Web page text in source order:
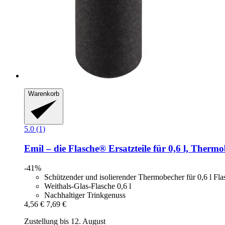
Warenkorb
5.0 (1)
Emil – die Flasche® Ersatzteile für 0,6 l,
-41%
Schützender und isolierender Thermobecher für 0,6 l
Weithals-Glas-Flasche 0,6 l
Nachhaltiger Trinkgenuss
4,56 € 7,69 €
Zustellung bis 12. August